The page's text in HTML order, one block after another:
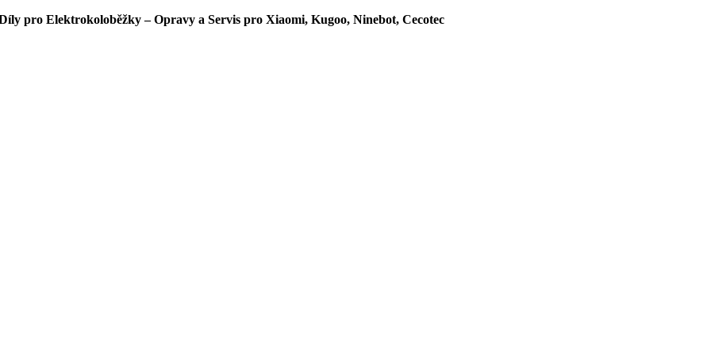
pro Elektrokoloběžky – Opravy a Servis pro Xiaomi, Kugoo, Ninebot, Cecotec